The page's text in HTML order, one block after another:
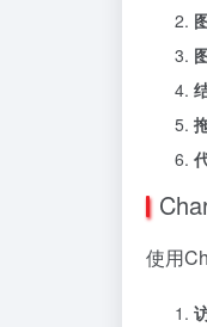
使用